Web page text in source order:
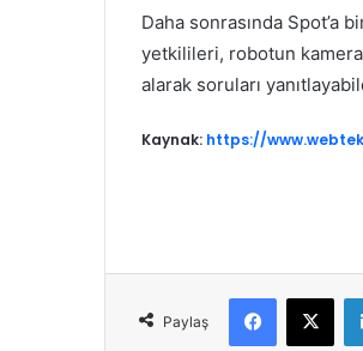
Daha sonrasında
yetkilileri, robotun
alarak soruları
Kaynak: https://
Paylaş